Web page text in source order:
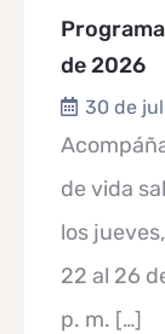
de 2026
30 de
de vida
los
22 al 26
p. m. […]